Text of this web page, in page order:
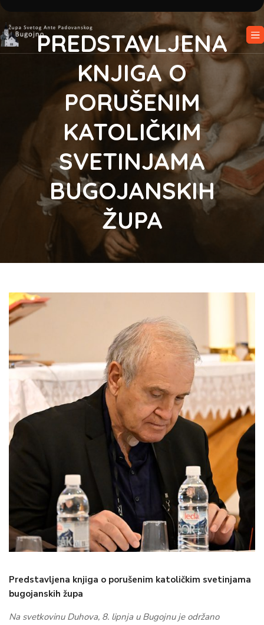
PREDSTAVLJENA
KNJIGA O
PORUŠENIM
KATOLIČKIM
SVETINJAMA
BUGOJANSKIH
ŽUPA
Predstavljena knjiga o porušenim katoličkim svetinjama
bugojanskih župa
Na svetkovinu Duhova, 8. lipnja u Bugojnu je održano